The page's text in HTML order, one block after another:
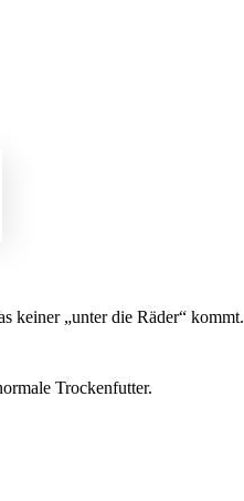
keiner „unter die Räder“ kommt.
Trockenfutter.